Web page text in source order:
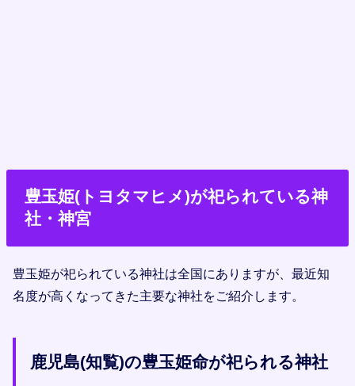
豊玉姫(トヨタマヒメ)が祀られている神
社・神宮
豊玉姫が祀られている神社は全国にありますが、最近知
名度が高くなってきた主要な神社をご紹介します。
鹿児島(知覧)の豊玉姫命が祀られる神社